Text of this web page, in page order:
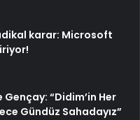
karar: Microsoft
“Didim’in Her
Gündüz Sahadayız”